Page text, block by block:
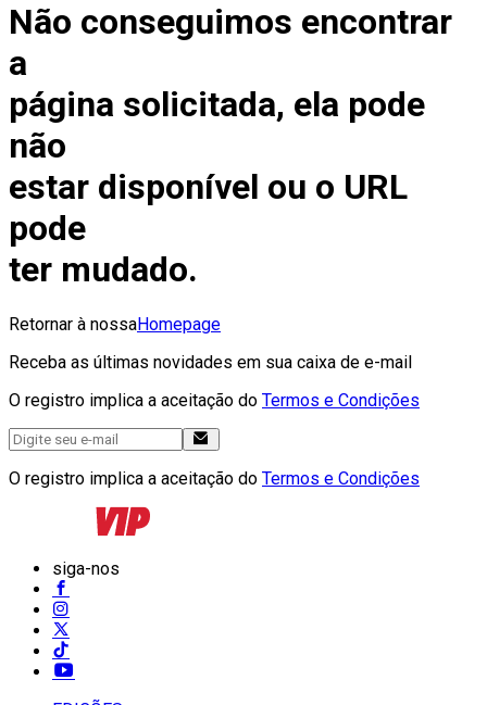
Não conseguimos encontrar
a
página solicitada, ela pode
não
estar disponível ou o URL
pode
ter mudado.
Retornar à nossaHomepage
Receba as últimas novidades em sua caixa de e-mail
O registro implica a aceitação do Termos e Condições
O registro implica a aceitação do Termos e Condições
siga-nos